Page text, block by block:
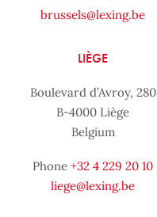
brussels@lexing.be
LIÈGE
Boulevard d’Avroy, 280
B-4000 Liège
Belgium
Phone +32 4 229 20 10
liege@lexing.be